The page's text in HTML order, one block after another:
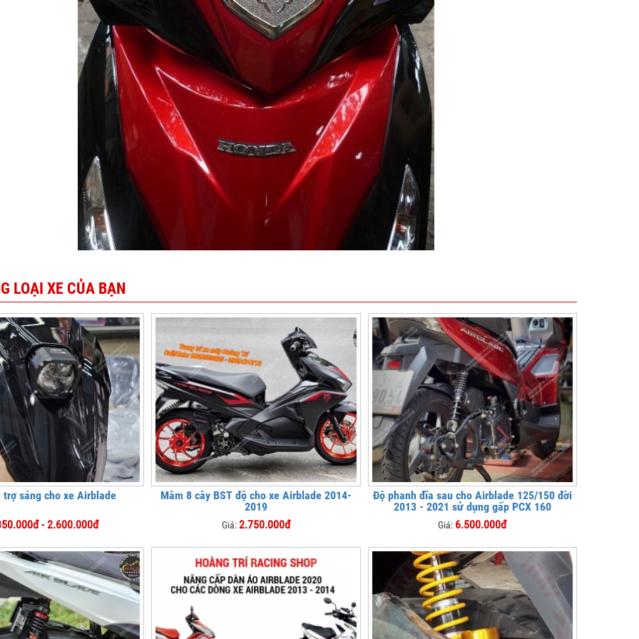
LOẠI XE CỦA BẠN
trợ sáng cho xe Airblade
- 2.600.000đ
Mâm 8 cây BST độ cho xe Airblade 2014-
2019
Giá:2.750.000đ
Độ phanh đĩa sau cho Airblade 125/150 đời
2013 - 2021 sử dụng gấp PCX 160
Giá: 6.500.000đ